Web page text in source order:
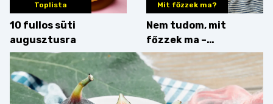
Toplista
10 fullos süti
augusztusra
Mit főzzek ma?
Nem tudom, mit
főzzek ma –
Villámgyors menü